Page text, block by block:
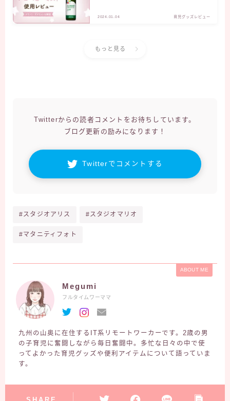
2024.01.04 育児グッズレビュー
もっと見る
Twitterからの読者コメントをお待ちしています。
ブログ更新の励みになります！
Twitterでコメントする
#スタジオアリス #スタジオマリオ
#マタニティフォト
ABOUT ME
Megumi
フルタイムワーママ
九州の山奥に在住するIT系リモートワーカーです。2歳の男
の子育児に奮闘しながら毎日奮闘中。多忙な日々の中で使
ってよかった育児グッズや便利アイテムについて語っていま
す。
全員無料でもらえるプレゼント